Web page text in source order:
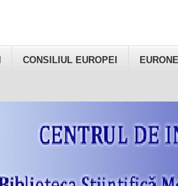
CONSILIUL EUROPEI